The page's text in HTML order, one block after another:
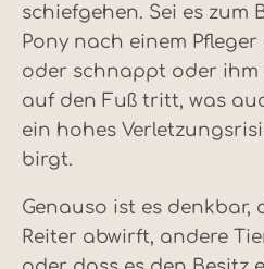
schiefgehen. Sei es zum
Pony nach einem
oder schnappt oder ihm
auf den Fuß tritt, was
ein hohes
birgt.
Genauso ist es denkbar,
Reiter abwirft, andere